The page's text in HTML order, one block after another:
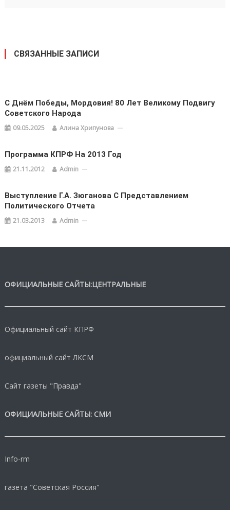
СВЯЗАННЫЕ ЗАПИСИ
С Днём Победы, Мордовия! 80 Лет Великому Подвигу
Советского Народа
09.05.2025 Алина Хрипунова
Программа КПРФ На 2013 Год
21.11.2012 Admin
Выступление Г.А. Зюганова С Представлением
Политического Отчета
21.03.2013 Admin
ОФИЦИАЛЬНЫЕ САЙТЫ:ЦЕНТРАЛЬНЫЕ
Официальный сайт КПРФ
официальный сайт ЛКСМ
Сайт газеты "Правда"
ОФИЦИАЛЬНЫЕ САЙТЫ: СМИ
Info-rm
газета "Советская Россия"